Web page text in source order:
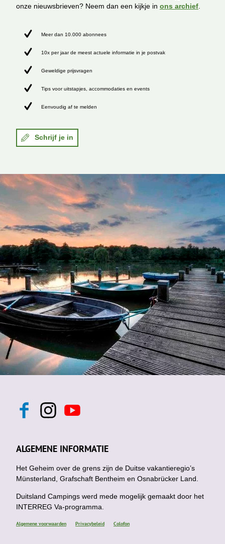
onze nieuwsbrieven? Neem dan een kijkje in ons archief
Meer dan 10.000 abonnees
10x per jaar de meest actuele informatie in je postvak
Geweldige prijsvragen
Tips voor uitstapjes, accommodaties en events
Eenvoudig af te melden
Schrijf je in
F
b
o
k
I
n
a
g
a
m
Y
o
u
b
ALGEMENE INFORMATIE
Het Geheim over de grens zijn de Duitse vakantieregio’s
Münsterland, Grafschaft Bentheim en Osnabrücker Land.
Duitsland Campings werd mede mogelijk gemaakt door het
INTERREG Va-programma.
Algemene voorwaarden Privacybeleid Colofon